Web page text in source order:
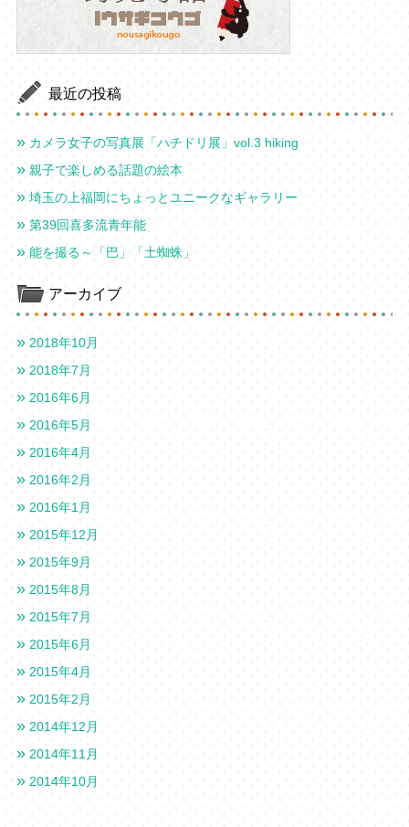
最近の投稿
カメラ女子の写真展「ハチドリ展」vol.3 hiking
親子で楽しめる話題の絵本
埼玉の上福岡にちょっとユニークなギャラリー
第39回喜多流青年能
能を撮る～「巴」「土蜘蛛」
アーカイブ
2018年10月
2018年7月
2016年6月
2016年5月
2016年4月
2016年2月
2016年1月
2015年12月
2015年9月
2015年8月
2015年7月
2015年6月
2015年4月
2015年2月
2014年12月
2014年11月
2014年10月